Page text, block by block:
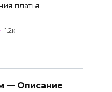
платья
1.2к.
— Описание